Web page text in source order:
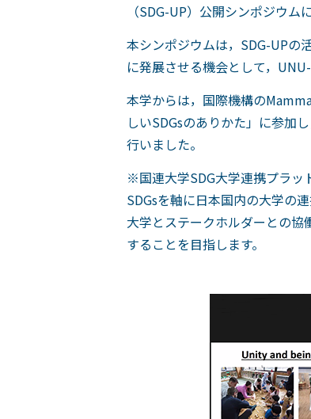
（SDG-UP）公開シンポジウ
本シンポジウムは，SDG-UPの
に発展させる機会として，
本学からは，国際機構の
しいSDGsのありかた」に参加
行いました。
※国連大学SDG大学連携プラッ
SDGsを軸に日本国内の大学の
大学とステークホルダーとの
することを目指します。